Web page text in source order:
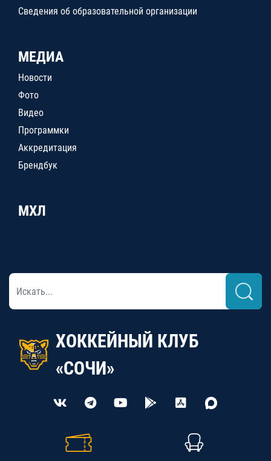
Сведения об образовательной организации
МЕДИА
Новости
Фото
Видео
Программки
Аккредитация
Брендбук
МХЛ
ХОККЕЙНЫЙ КЛУБ
«СОЧИ»